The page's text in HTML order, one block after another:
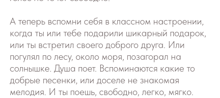
А теперь вспомни себя в классном настроении,
когда ты или тебе подарили шикарный подарок,
или ты встретил своего доброго друга. Или
погулял по лесу, около моря, позагорал на
солнышке. Душа поет. Вспоминаются какие то
добрые песенки, или доселе не знакомая
мелодия. И ты поешь, свободно, легко, мягко.